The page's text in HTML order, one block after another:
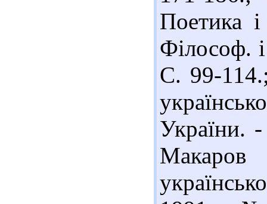
Поетика
Філософ.
С. 99-